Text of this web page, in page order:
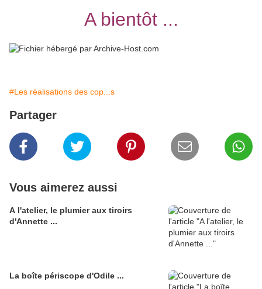
A bientôt ...
#Les réalisations des cop...s
Partager
Vous aimerez aussi
A l'atelier, le plumier aux tiroirs
d'Annette ...
La boîte périscope d'Odile ...